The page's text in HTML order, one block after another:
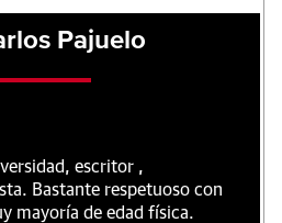
Pajuelo
escritor ,
Bastante respetuoso con
mayoría de edad física.